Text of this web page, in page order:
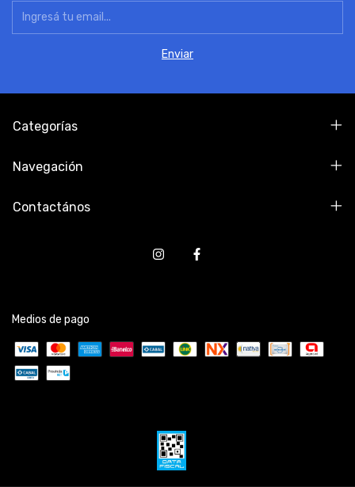
Categorías
Navegación
Contactános
Medios de pago